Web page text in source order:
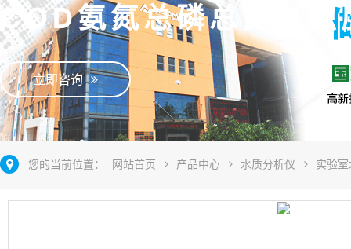
COD氨氮总磷总氮（
立即咨询
您的当前位置： 网站首页 产品中心 水质分析仪 实验